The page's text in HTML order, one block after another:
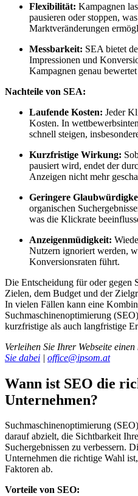
Flexibilität: Kampagnen
pausieren oder stoppen,
Marktveränderungen
Messbarkeit: SEA bietet
Impressionen und
Kampagnen genau
Nachteile von SEA:
Laufende Kosten: Jeder
Kosten. In
schnell steigen,
Kurzfristige Wirkung:
pausiert wird, endet der
Anzeigen nicht mehr
Geringere
organischen
was die Klickrate
Anzeigenmüdigkeit:
Nutzern ignoriert werden,
Konversionsraten führt.
Die Entscheidung für oder gegen
Zielen, dem Budget und der
In vielen Fällen kann eine
Suchmaschinenoptimierung
kurzfristige als auch langfristige
Verleihen Sie Ihrer Webseite
Sie dabei | office@ipsom.at
Wann ist SEO die
Unternehmen?
Suchmaschinenoptimierung
darauf abzielt, die Sichtbarkeit
Suchergebnissen zu verbessern.
Unternehmen die richtige Wahl
Faktoren ab.
Vorteile von SEO: